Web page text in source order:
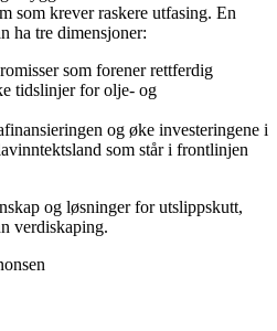
som krever raskere utfasing. En
ha tre dimensjoner:
som forener rettferdig
tidslinjer for olje- og
og øke investeringene i
som står i frontlinjen
og løsninger for utslippskutt,
verdiskaping.